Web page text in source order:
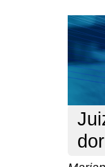
CAPA
Capa>n.
dor